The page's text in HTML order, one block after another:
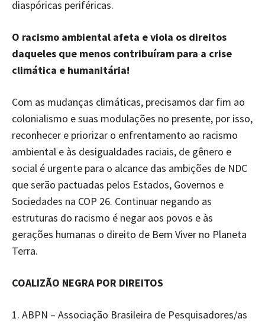
diaspóricas periféricas.
O racismo ambiental afeta e viola os direitos
daqueles que menos contribuíram para a crise
climática e humanitária!
Com as mudanças climáticas, precisamos dar fim ao
colonialismo e suas modulações no presente, por isso,
reconhecer e priorizar o enfrentamento ao racismo
ambiental e às desigualdades raciais, de gênero e
social é urgente para o alcance das ambições de NDC
que serão pactuadas pelos Estados, Governos e
Sociedades na COP 26. Continuar negando as
estruturas do racismo é negar aos povos e às
gerações humanas o direito de Bem Viver no Planeta
Terra.
COALIZÃO NEGRA POR DIREITOS
1. ABPN – Associação Brasileira de Pesquisadores/as